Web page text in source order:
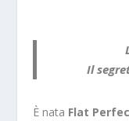
Il
È nata Flat